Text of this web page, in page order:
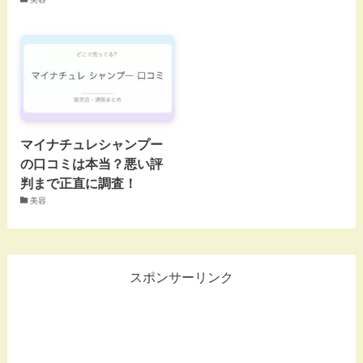
マイナチュレシャンプー
の口コミは本当？悪い評
判まで正直に調査！
美容
スポンサーリンク